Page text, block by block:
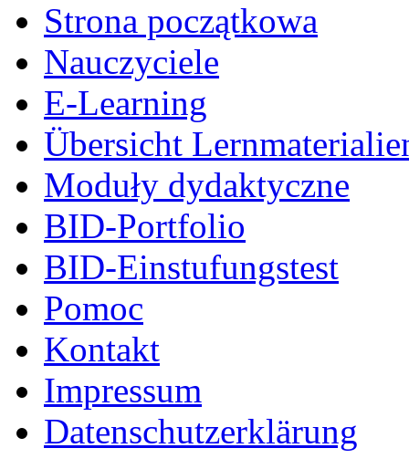
Strona początkowa
Nauczyciele
E-Learning
Übersicht
Moduły dydaktyczne
BID-Portfolio
BID-Einstufungstest
Pomoc
Kontakt
Impressum
Datenschutzerklärung